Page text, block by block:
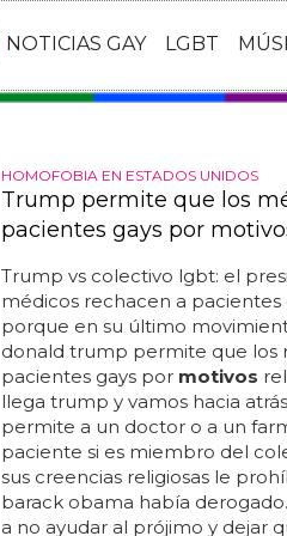
NOTICIAS GAY LGBT
HOMOFOBIA EN ESTADOS UNIDOS
Trump permite que los
pacientes gays por
Trump vs colectivo lgbt: el
médicos rechacen a pacientes
porque en su último
donald trump permite que los
pacientes gays por motivos
llega trump y vamos hacia
permite a un doctor o a un
paciente si es miembro del
sus creencias religiosas le
barack obama había
a no ayudar al prójimo y dejar